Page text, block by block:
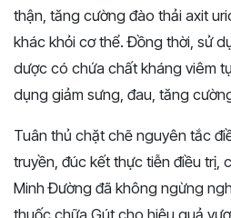
thận, tăng cường đào thải axit
khác khỏi cơ thể. Đồng thời, sử
dược có chứa chất kháng viêm
dụng giảm sưng, đau, tăng
Tuân thủ chặt chẽ nguyên tắc
truyền, đúc kết thực tiễn điều trị,
Minh Đường đã không ngừng